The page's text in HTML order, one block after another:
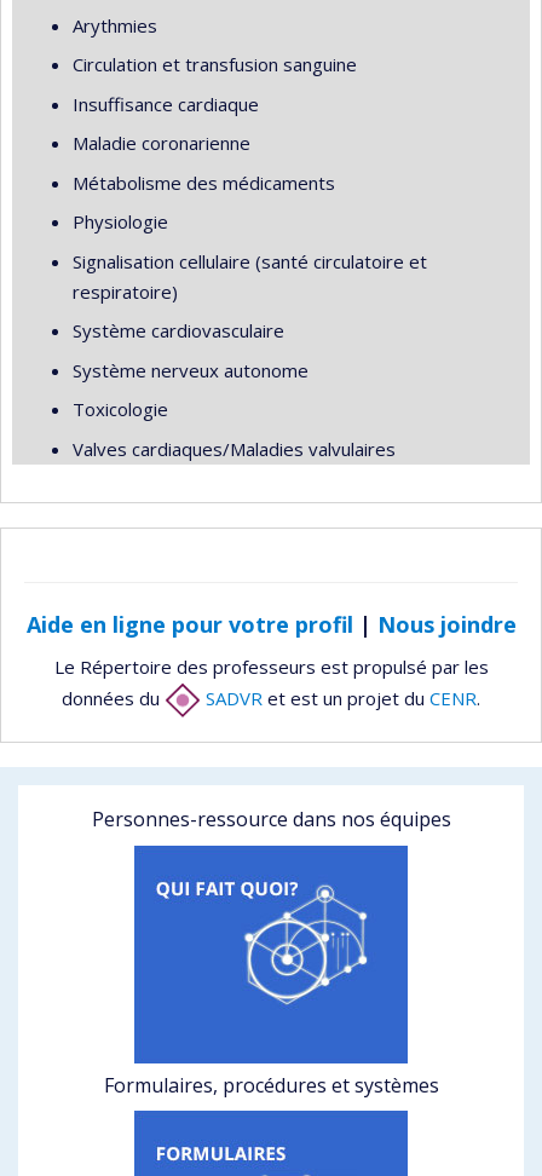
Arythmies
Circulation et transfusion sanguine
Insuffisance cardiaque
Maladie coronarienne
Métabolisme des médicaments
Physiologie
Signalisation cellulaire (santé circulatoire et
respiratoire)
Système cardiovasculaire
Système nerveux autonome
Toxicologie
Valves cardiaques/Maladies valvulaires
Aide en ligne pour votre profil | Nous joindre
Le Répertoire des professeurs est propulsé par les
données du
SADVR et est un projet du CENR.
Personnes-ressource dans nos équipes
Formulaires, procédures et systèmes